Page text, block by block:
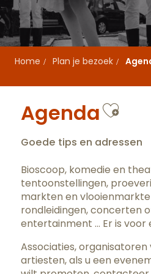
Home Plan je bezoek
Agenda
Goede tips en adressen
Bioscoop, komedie en
tentoonstellingen,
markten en
rondleidingen, concerten
entertainment … Er is voor
Associaties,
artiesten, als u een